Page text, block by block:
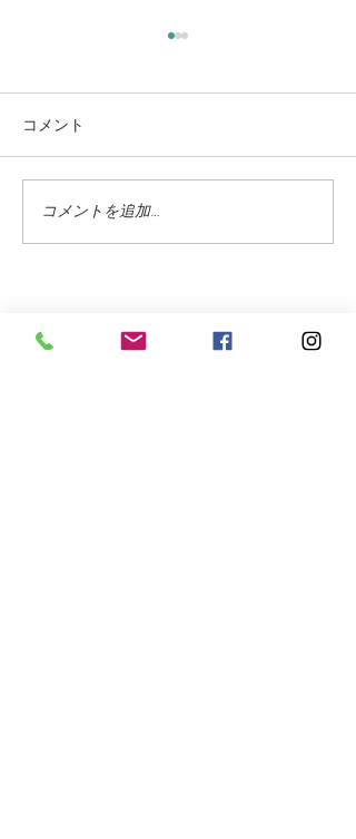
蓼科の紅葉はこれからが
見頃のピーク
コメント
コメントを追加…
お問合せフォーム